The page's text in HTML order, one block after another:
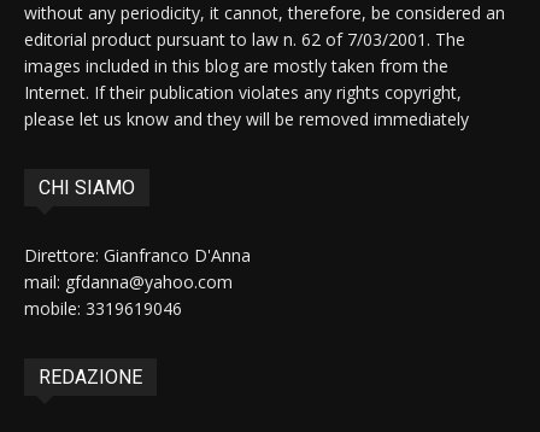
without any periodicity, it cannot, therefore, be considered an
editorial product pursuant to law n. 62 of 7/03/2001. The
images included in this blog are mostly taken from the
Internet. If their publication violates any rights copyright,
please let us know and they will be removed immediately
CHI SIAMO
Direttore: Gianfranco D'Anna
mail: gfdanna@yahoo.com
mobile: 3319619046
REDAZIONE